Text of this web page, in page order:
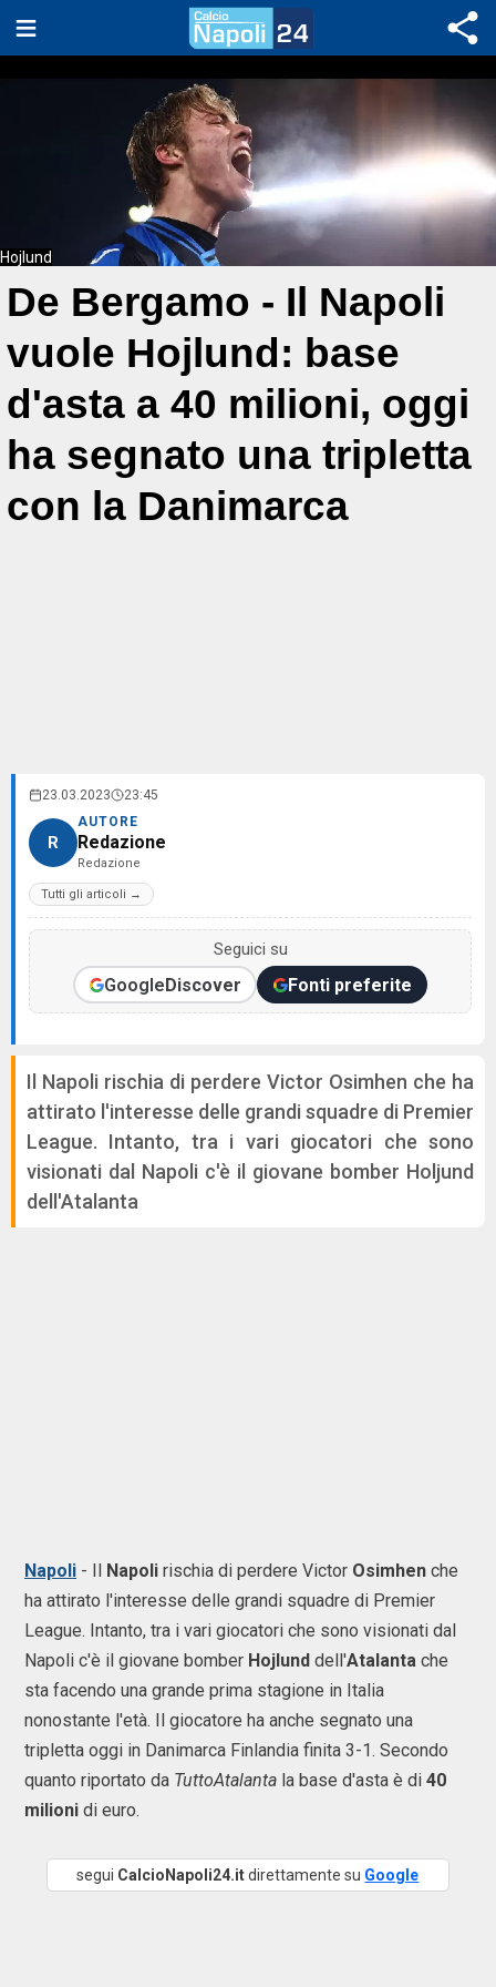
Hojlund
De Bergamo - Il Napoli
vuole Hojlund: base
d'asta a 40 milioni, oggi
ha segnato una tripletta
con la Danimarca
23.03.2023 23:45
R
AUTORE
Redazione
Redazione
Tutti gli articoli →
Seguici su
GoogleDiscover Fonti preferite
Il Napoli rischia di perdere Victor Osimhen che ha
attirato l'interesse delle grandi squadre di Premier
League. Intanto, tra i vari giocatori che sono
visionati dal Napoli c'è il giovane bomber Holjund
dell'Atalanta
Napoli - Il Napoli rischia di perdere Victor Osimhen che
ha attirato l'interesse delle grandi squadre di Premier
League. Intanto, tra i vari giocatori che sono visionati dal
Napoli c'è il giovane bomber Hojlund dell'Atalanta che
sta facendo una grande prima stagione in Italia
nonostante l'età. Il giocatore ha anche segnato una
tripletta oggi in Danimarca Finlandia finita 3-1. Secondo
quanto riportato da TuttoAtalanta la base d'asta è di 40
milioni di euro.
segui CalcioNapoli24.itdirettamente su Google